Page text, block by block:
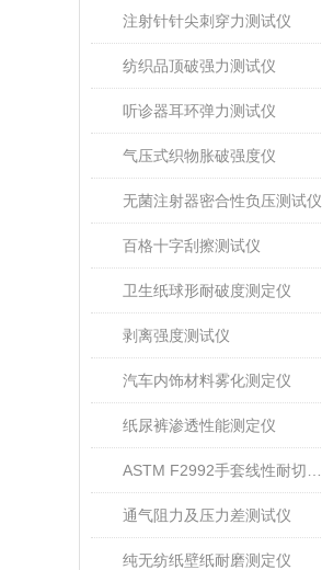
注射针针尖刺穿力测试仪
纺织品顶破强力测试仪
听诊器耳环弹力测试仪
气压式织物胀破强度仪
无菌注射器密合性负压测试仪
百格十字刮擦测试仪
卫生纸球形耐破度测定仪
剥离强度测试仪
汽车内饰材料雾化测定仪
纸尿裤渗透性能测定仪
通气阻力及压力差测试仪
纯无纺纸壁纸耐磨测定仪